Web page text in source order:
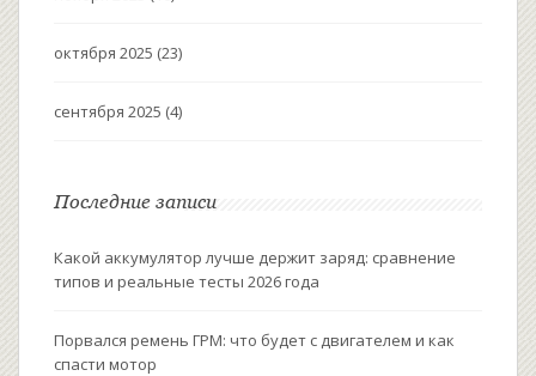
октября 2025 (23)
сентября 2025 (4)
Последние записи
Какой аккумулятор лучше держит заряд: сравнение
типов и реальные тесты 2026 года
Порвался ремень ГРМ: что будет с двигателем и как
спасти мотор